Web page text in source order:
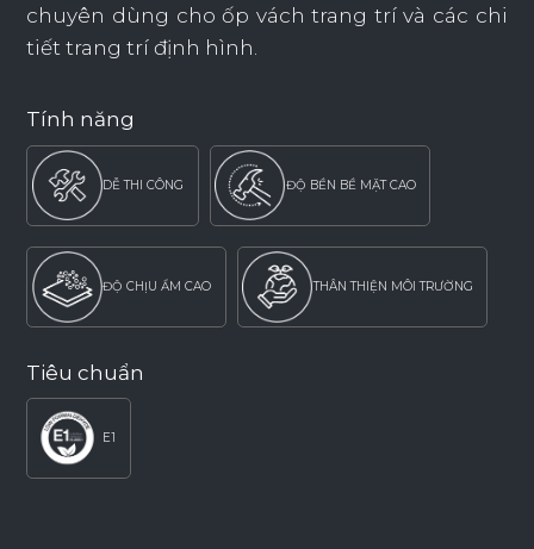
chuyên dùng cho ốp vách trang trí và các chi
tiết trang trí định hình.
Tính năng
DỄ THI CÔNG ĐỘ BỀN BỀ MẶT CAO
ĐỘ CHỊU ẨM CAO THÂN THIỆN MÔI TRƯỜNG
Tiêu chuẩn
E1